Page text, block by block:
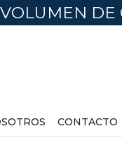
DE
CONTACTO